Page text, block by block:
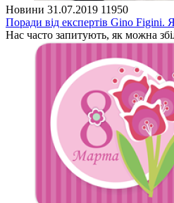
Новини 31.07.2019 11950
Поради від експертів Gino Figini.
Нас часто запитують, як можна